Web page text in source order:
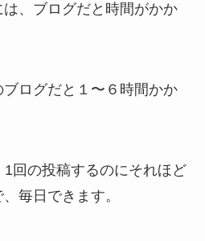
、ブログだと時間がかか
ログだと１〜６時間かか
回の投稿するのにそれほど
毎日できます。